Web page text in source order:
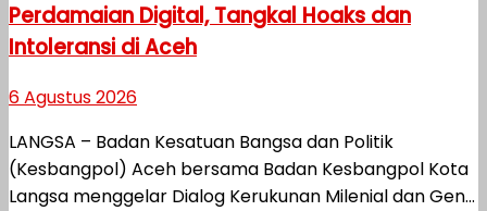
Perdamaian Digital, Tangkal Hoaks dan
Intoleransi di Aceh
6 Agustus 2026
LANGSA – Badan Kesatuan Bangsa dan Politik
(Kesbangpol) Aceh bersama Badan Kesbangpol Kota
Langsa menggelar Dialog Kerukunan Milenial dan Gen...